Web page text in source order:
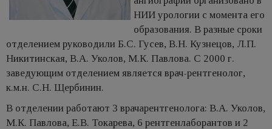
НИИ урологии с момента его
образования. В разные сроки
отделением руководили Б.С. Гусев, В.Н. Кузнецов, Л.П.
Никитинская, В.А. Уколов, М.К. Павлова. С 2000 г.
заведующим отделением является врач-рентгенолог,
к.м.н. С.Н. Щербинин.
В отделении работают 3 врачарентгенолога: В.А. Уколов,
М.К. Павлова, Е.В. Токарева, 6 рентгенлаборантов и 2